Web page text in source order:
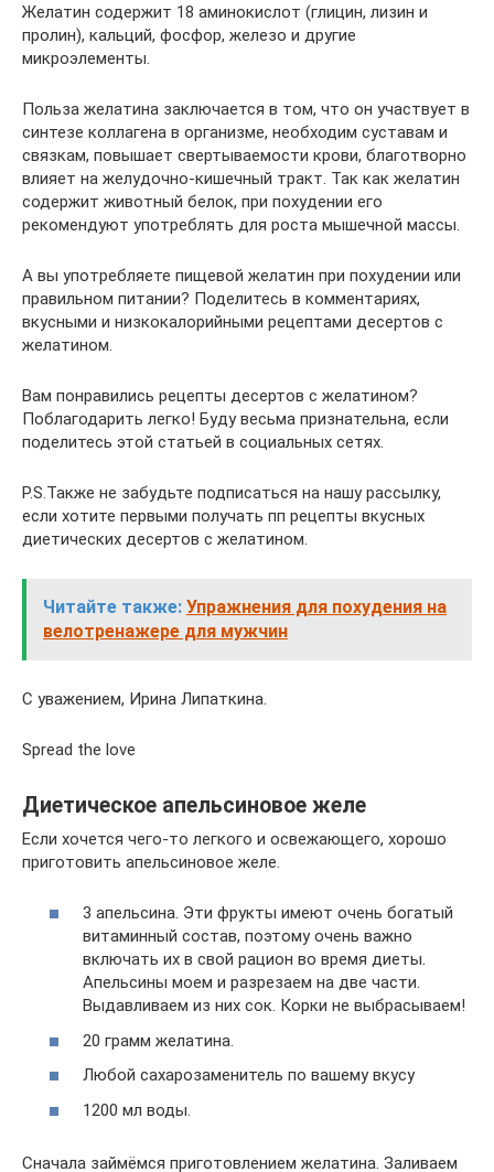
Желатин содержит 18 аминокислот (глицин, лизин и
пролин), кальций, фосфор, железо и другие
микроэлементы.
Польза желатина заключается в том, что он участвует в
синтезе коллагена в организме, необходим суставам и
связкам, повышает свертываемости крови, благотворно
влияет на желудочно-кишечный тракт. Так как желатин
содержит животный белок, при похудении его
рекомендуют употреблять для роста мышечной массы.
А вы употребляете пищевой желатин при похудении или
правильном питании? Поделитесь в комментариях,
вкусными и низкокалорийными рецептами десертов с
желатином.
Вам понравились рецепты десертов с желатином?
Поблагодарить легко! Буду весьма признательна, если
поделитесь этой статьей в социальных сетях.
P.S.Также не забудьте подписаться на нашу рассылку,
если хотите первыми получать пп рецепты вкусных
диетических десертов с желатином.
Читайте также: Упражнения для похудения на
велотренажере для мужчин
С уважением, Ирина Липаткина.
Spread the love
Диетическое апельсиновое желе
Если хочется чего-то легкого и освежающего, хорошо
приготовить апельсиновое желе.
3 апельсина. Эти фрукты имеют очень богатый
витаминный состав, поэтому очень важно
включать их в свой рацион во время диеты.
Апельсины моем и разрезаем на две части.
Выдавливаем из них сок. Корки не выбрасываем!
20 грамм желатина.
Любой сахарозаменитель по вашему вкусу
1200 мл воды.
Сначала займёмся приготовлением желатина. Заливаем